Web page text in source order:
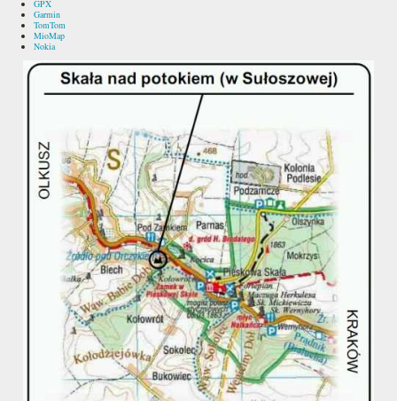
GPX
Garmin
TomTom
MioMap
Nokia